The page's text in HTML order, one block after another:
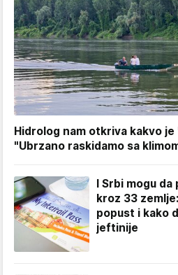
Hidrolog nam otkriva kakvo
"Ubrzano raskidamo sa
I Srbi mogu
kroz 33
popust i kako
jeftinije